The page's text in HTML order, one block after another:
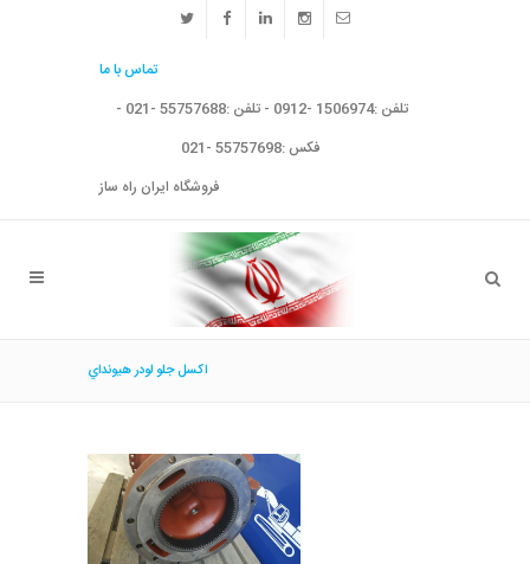
تماس با ما
تلفن :1506974 -0912 - تلفن :55757688 -021 -
فکس :55757698 -021
فروشگاه ایران راه ساز
اكسل جلو لودر هيونداي